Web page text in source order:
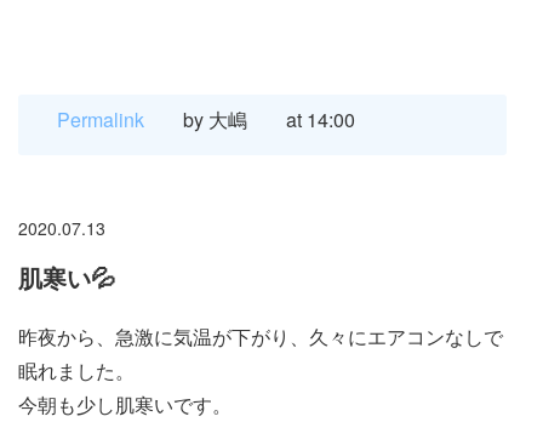
Permalink by 大嶋 at 14:00
2020.07.13
肌寒い💦
昨夜から、急激に気温が下がり、久々にエアコンなしで
眠れました。
今朝も少し肌寒いです。